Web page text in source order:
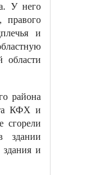
У него
правого
и
области
района
КФХ и
сгорели
здании
и